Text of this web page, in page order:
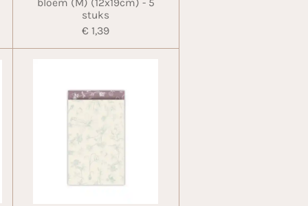
bloem (M) (12x19cm) - 5
stuks
€ 1,39